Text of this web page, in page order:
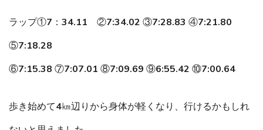
ラップ①7：34.11 ②7:34.02 ③7:28.83 ④7:21.80
⑤7:18.28
⑥7:15.38 ⑦7:07.01 ⑧7:09.69 ⑨6:55.42 ⑩7:00.64
歩き始めて4㎞辺りから身体が軽くなり、行けるかもしれ